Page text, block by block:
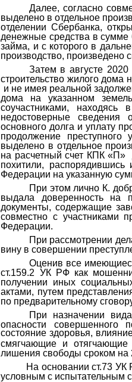
Далее, согласно
выделено в отдельное
отделении Сбербанка,
денежные средства в сумме
займа, и с которого в
производство, произведено
Затем в августе
строительство жилого дома
и не имея реальной
дома на указанном
соучастниками,
недостоверные сведения
основного долга и уплату
продолжение
выделено в отдельное
на расчетный счет КПК «П»
похитили,
Федерации на указанную
При этом лично К.
выдала доверенность на
документы, содержащие
совместно с участниками
Федерации.
При рассмотрении
вину в совершении
Оценив все
ст.159.2 УК РФ как
получении иных
актами, путем
по предварительному
При назначении
опасности совершенного
состояние здоровья,
смягчающие и отягчающие
лишения свободы сроком на
На основании ст.73 УК
условным с испытательным